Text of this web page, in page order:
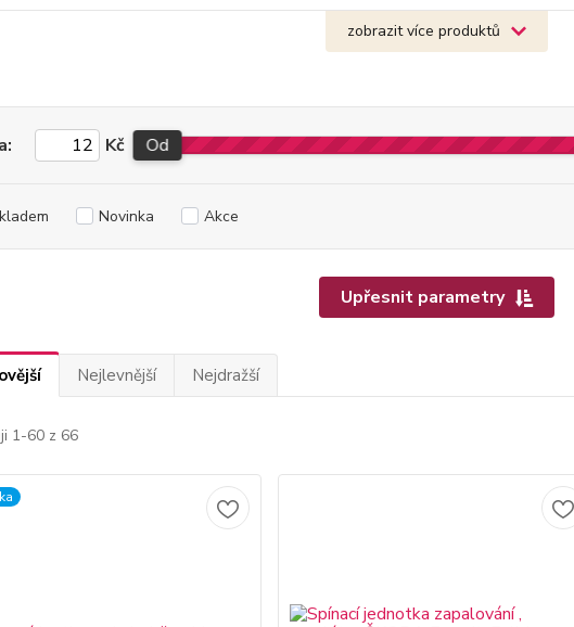
zobrazit více produktů
Upřesnit parametry
Kč Od
Novinka Akce
Nejlevnější Nejdražší
1-60 z 66